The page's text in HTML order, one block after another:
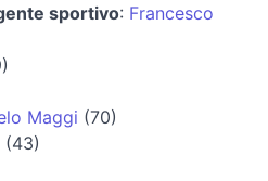
sportivo: Francesco
Maggi (70)
(43)